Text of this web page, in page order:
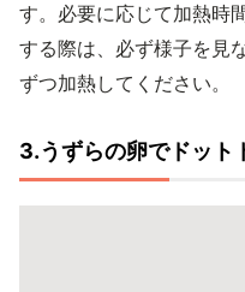
す。必要に応じて加熱時
する際は、必ず様子を見
ずつ加熱してください。
3.うずらの卵でドット